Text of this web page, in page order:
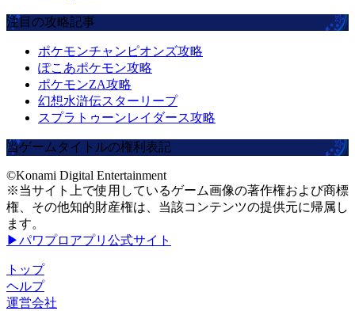
注目の攻略記事
ポケモンチャンピオンズ攻略
ぽこあポケモン攻略
ポケモンZA攻略
幻想水滸伝スターリープ
スプラトゥーンレイダース攻略
当ゲームタイトルの権利表記
©Konami Digital Entertainment
※当サイト上で使用しているゲーム画像の著作権および商標
権、その他知的財産権は、当該コンテンツの提供元に帰属し
ます。
▶パワプロアプリ公式サイト
トップ
ヘルプ
運営会社